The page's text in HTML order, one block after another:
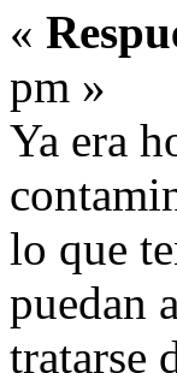
«
pm »
Ya era
lo que
puedan
tratarse